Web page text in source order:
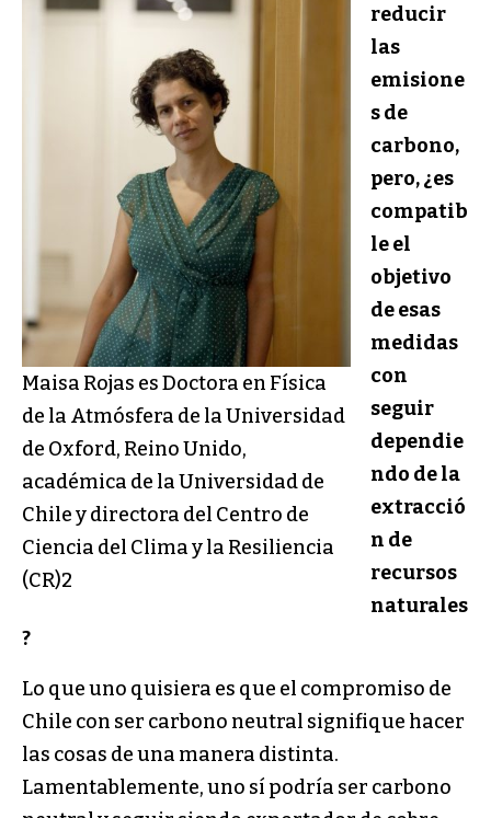
Maisa Rojas es Doctora en Física
de la Atmósfera de la Universidad
de Oxford, Reino Unido,
académica de la Universidad de
Chile y directora del Centro de
Ciencia del Clima y la Resiliencia
(CR)2
reducir
las
emisione
s de
carbono,
pero, ¿es
compatib
le el
objetivo
de esas
medidas
con
seguir
dependie
ndo de la
extracció
n de
recursos
naturales
?
Lo que uno quisiera es que el compromiso de
Chile con ser carbono neutral signifique hacer
las cosas de una manera distinta.
Lamentablemente, uno sí podría ser carbono